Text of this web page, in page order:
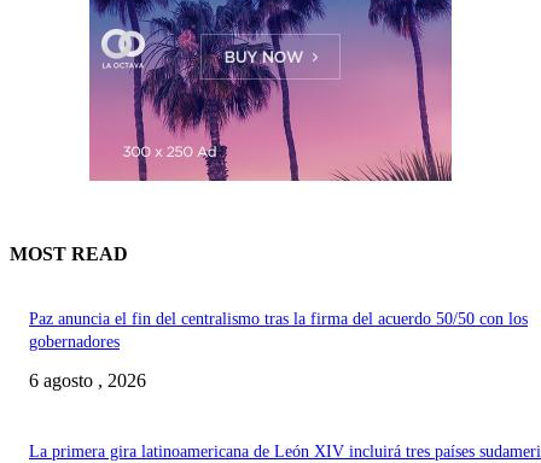
MOST READ
Paz anuncia el fin del centralismo tras la firma del acuerdo 50/50 con los
gobernadores
6 agosto , 2026
La primera gira latinoamericana de León XIV incluirá tres países